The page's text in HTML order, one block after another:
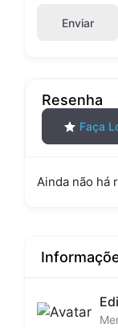
Enviar
Resenha
Faça
Ainda não há